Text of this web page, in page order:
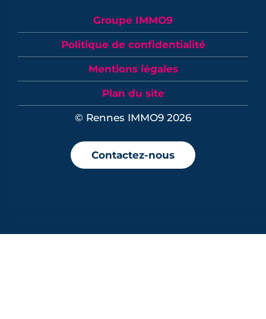
Groupe IMMO9
Politique de confidentialité
Mentions légales
Plan du site
© Rennes IMMO9 2026
Contactez-nous